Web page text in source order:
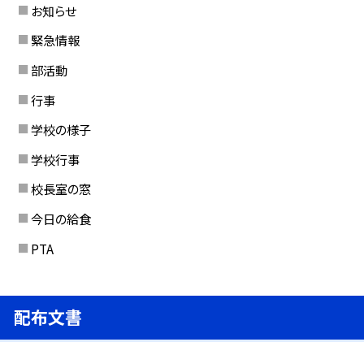
お知らせ
緊急情報
部活動
行事
学校の様子
学校行事
校長室の窓
今日の給食
PTA
配布文書